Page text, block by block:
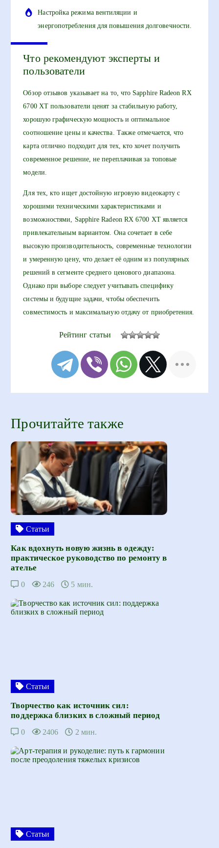
Настройка режима вентиляции и
энергопотребления для повышения долговечности.
Что рекомендуют эксперты и
пользователи
Обзор отзывов указывает на то, что Sapphire Radeon RX
6700 XT пользователи ценят за стабильную работу,
хорошую графическую мощность и оптимальное
соотношение цены и качества. Также отмечается, что
карта отлично подходит для тех, кто хочет получить
современное решение, не переплачивая за топовые
модели.
Для тех, кто ищет достойную игровую видеокарту с
хорошими техническими характеристиками и
возможностями, Sapphire Radeon RX 6700 XT является
привлекательным вариантом. Она сочетает в себе
высокую производительность, современные технологии
и умеренную цену, что делает её одним из популярных
решений в сегменте среднего ценового диапазона.
Однако при выборе следует учитывать специфику
системы и будущие задачи, чтобы обеспечить
совместимость и максимальную отдачу от приобретения.
Рейтинг статьи
Прочитайте также
Статьи
Как вдохнуть новую жизнь в одежду:
практическое руководство по ремонту в
ателье
0 246 5 мин.
Статьи
Творчество как источник сил:
поддержка близких в сложный период
0 2406 2 мин.
Статьи